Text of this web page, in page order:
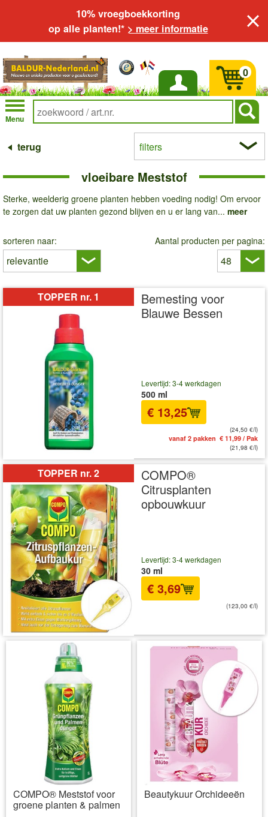
10% vroegboekkorting
op alle planten!* > meer informatie
Inloggen
Menu
0
terug filters
vloeibare Meststof
Sterke, weelderig groene planten hebben voeding nodig! Om ervoor
te zorgen dat uw planten gezond blijven en u er lang van... meer
sorteren naar: Aantal producten per pagina:
TOPPER nr. 1
Bemesting voor
Blauwe Bessen
Levertijd: 3-4 werkdagen
500 ml
€ 13,25
(24,50 €/l)
vanaf 2 pakken € 11,99 / Pak
(21,98 €/l)
TOPPER nr. 2
COMPO®
Citrusplanten
opbouwkuur
Levertijd: 3-4 werkdagen
30 ml
€ 3,69
(123,00 €/l)
COMPO® Meststof voor
groene planten & palmen
Beautykuur Orchideeën